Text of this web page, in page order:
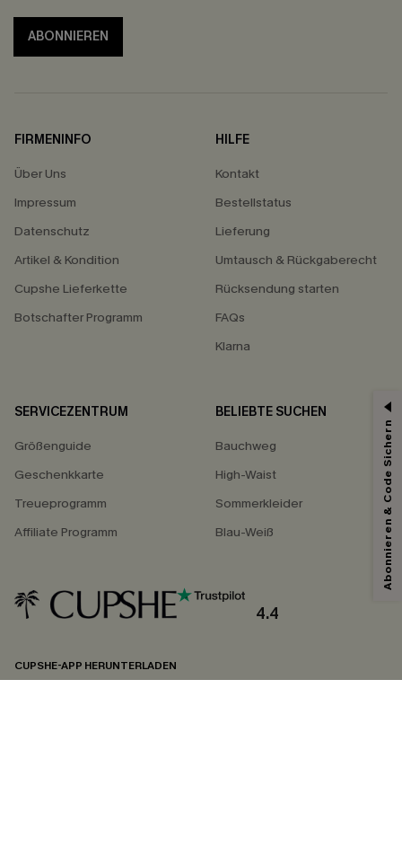
ABONNIEREN
FIRMENINFO
Über Uns
Impressum
Datenschutz
Artikel & Kondition
Cupshe Lieferkette
Botschafter Programm
HILFE
Kontakt
Bestellstatus
Lieferung
Umtausch & Rückgaberecht
Rücksendung starten
FAQs
Klarna
SERVICEZENTRUM
Größenguide
Geschenkkarte
Treueprogramm
Affiliate Programm
BELIEBTE SUCHEN
Bauchweg
High-Waist
Sommerkleider
Blau-Weiß
4.4
CUPSHE-APP HERUNTERLADEN
Abonnieren & Code Sichern